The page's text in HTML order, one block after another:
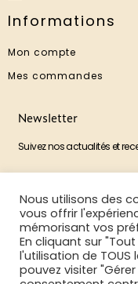
Informations
Mon compte
Mes commandes
Newsletter
Suivez nos actualités et
M'ABONNER
©2025 La Boutique Aux
Nous utilisons des
vous offrir
mémorisant vos
En cliquant sur
l'utilisation de TOUS
pouvez visiter